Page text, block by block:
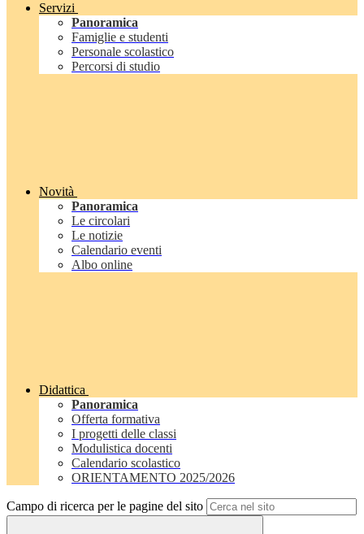
Servizi
Panoramica
Famiglie e studenti
Personale scolastico
Percorsi di studio
Novità
Panoramica
Le circolari
Le notizie
Calendario eventi
Albo online
Didattica
Panoramica
Offerta formativa
I progetti delle classi
Modulistica docenti
Calendario scolastico
ORIENTAMENTO 2025/2026
Campo di ricerca per le pagine del sito